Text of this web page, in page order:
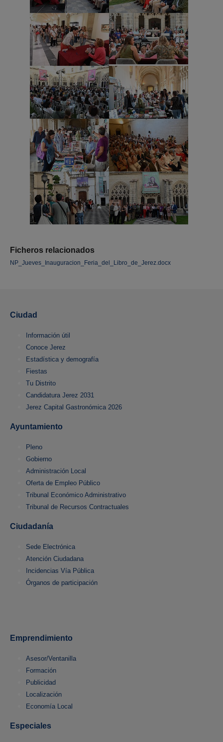
Ficheros relacionados
NP_Jueves_Inauguracion_Feria_del_Libro_de_Jerez.docx
Ciudad
Información útil
Conoce Jerez
Estadística y demografía
Fiestas
Tu Distrito
Candidatura Jerez 2031
Jerez Capital Gastronómica 2026
Ayuntamiento
Pleno
Gobierno
Administración Local
Oferta de Empleo Público
Tribunal Económico Administrativo
Tribunal de Recursos Contractuales
Ciudadanía
Sede Electrónica
Atención Ciudadana
Incidencias Vía Pública
Órganos de participación
Emprendimiento
Asesor/Ventanilla
Formación
Publicidad
Localización
Economía Local
Especiales